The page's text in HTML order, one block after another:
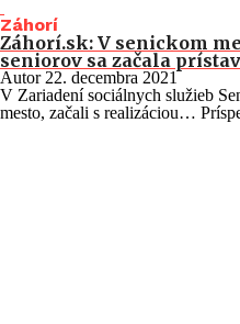
Záhorí
Záhorí.sk: V senickom
seniorov sa začala
Autor 22. decembra 2021
V Zariadení sociálnych služieb
mesto, začali s realizáciou…